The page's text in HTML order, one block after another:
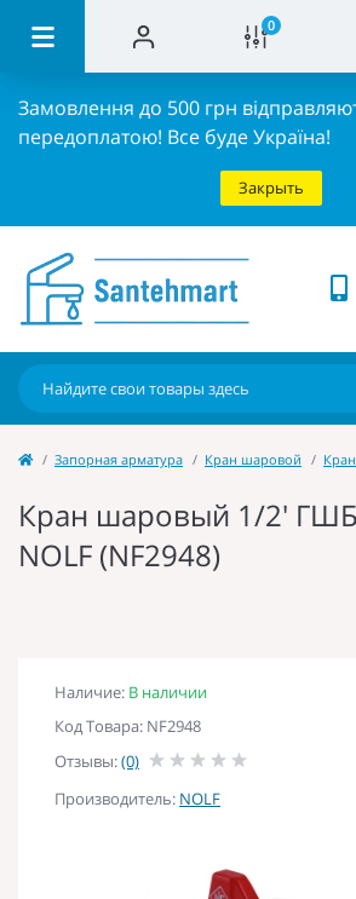
0
Замовлення до 500 грн
передоплатою! Все буде Україна!
Закрыть
Запорная арматура Кран шаровой
Кран шаровый 1/2' ГШБ
NOLF (NF2948)
Наличие: В наличии
Код Товара: NF2948
Отзывы:(0)
Производитель: NOLF